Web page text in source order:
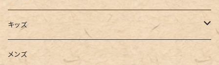
2点セット
3点セット
ウォレット
カードケース
ヨガソックス
ヨガグッズ
キッズ
Girls
メンズ